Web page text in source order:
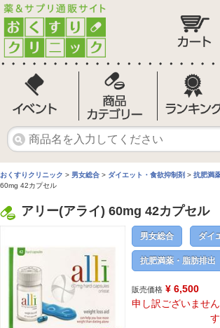
おくすりクリニック > 男女総合 > ダイエット・食欲抑制剤 > 抗肥満
60mg 42カプセル
アリー(アライ) 60mg 42カプセル
男女総合 ダイ
抗肥満薬・脂肪排出
販売価格 ¥ 6,500
申し訳ございませ
す